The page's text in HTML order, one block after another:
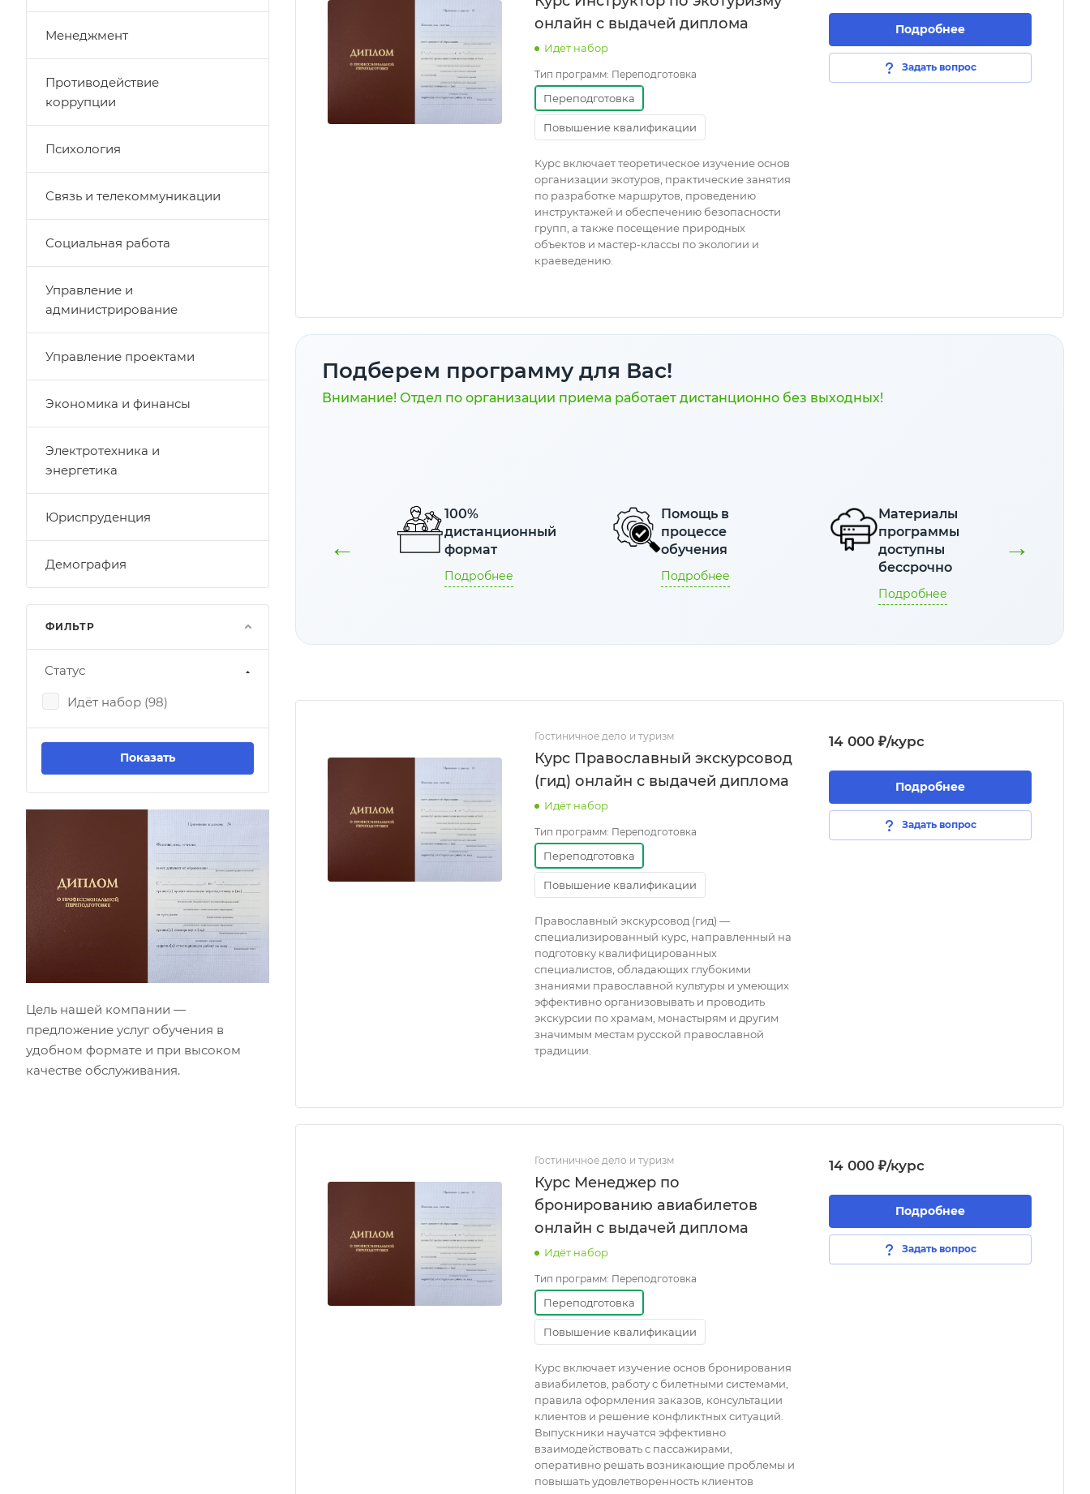
онлайн с выдачей диплома
Идёт набор
Тип программ: Переподготовка
Переподготовка
Повышение квалификации
Курс включает теоретическое изучение основ
организации экотуров, практические занятия
по разработке маршрутов, проведению
инструктажей и обеспечению безопасности
групп, а также посещение природных
объектов и мастер-классы по экологии и
краеведению.
Подробнее
Задать вопрос
Подберем программу для Вас!
Внимание! Отдел по организации приема работает дистанционно без выходных!
Материалы
бессрочно
100%
дистанционный
формат
Подробнее
Помощь в
процессе
обучения
Подробнее
Материалы
программы
доступны
бессрочно
Подробнее
← →
Гостиничное дело и туризм
Курс Православный экскурсовод
(гид) онлайн с выдачей диплома
Идёт набор
Тип программ: Переподготовка
Переподготовка
Повышение квалификации
Православный экскурсовод (гид) —
специализированный курс, направленный на
подготовку квалифицированных
специалистов, обладающих глубокими
знаниями православной культуры и умеющих
эффективно организовывать и проводить
экскурсии по храмам, монастырям и другим
значимым местам русской православной
традиции.
14 000 ₽/курс
Подробнее
Задать вопрос
Гостиничное дело и туризм
Курс Менеджер по
бронированию авиабилетов
онлайн с выдачей диплома
Идёт набор
Тип программ: Переподготовка
Переподготовка
Повышение квалификации
Курс включает изучение основ бронирования
авиабилетов, работу с билетными системами,
правила оформления заказов, консультации
клиентов и решение конфликтных ситуаций.
Выпускники научатся эффективно
взаимодействовать с пассажирами,
оперативно решать возникающие проблемы и
повышать удовлетворенность клиентов
14 000 ₽/курс
Подробнее
Задать вопрос
Менеджмент
Противодействие
коррупции
Психология
Связь и телекоммуникации
Социальная работа
Управление и
администрирование
Управление проектами
Экономика и финансы
Электротехника и
энергетика
Юриспруденция
Демография
ФИЛЬТР
Статус
Идёт набор (98)
Цель нашей компании —
предложение услуг обучения в
удобном формате и при высоком
качестве обслуживания.